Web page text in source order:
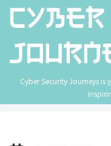
Cyber Security Journeys